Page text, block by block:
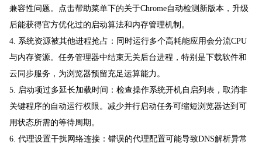
兼容性问题。点击帮助菜单下的关于Chrome自动检测新版本，升级
后能获得官方优化过的启动算法和内存管理机制。
4. 系统资源被其他进程抢占：同时运行多个高耗能应用会分流CPU
与内存资源。任务管理器中结束无关后台进程，特别是下载软件和
云同步服务，为浏览器预留充足运算能力。
5. 启动项过多延长加载时间：检查操作系统开机自启列表，取消非
关键程序的自动运行权限。减少并行启动任务可缩短浏览器达到可
用状态所需的等待周期。
6. 代理设置干扰网络连接：错误的代理配置可能导致DNS解析异常